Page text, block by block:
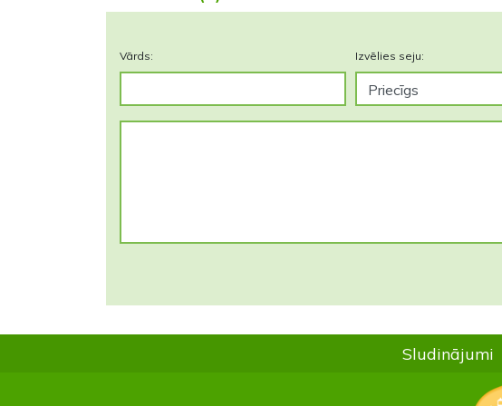
Vārds: Izvēlies seju:
Sludinājumi